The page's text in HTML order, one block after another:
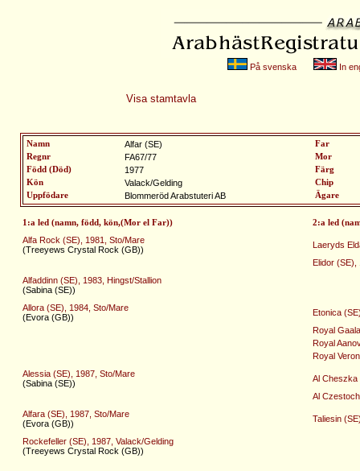
På svenska In
Visa stamtavla
Namn Alfar (SE)
Far
Regnr
FA67/77
Mor
Född (Död)
1977
Färg
Kön
Valack/Gelding
Chip
Uppfödare
Blommeröd Arabstuteri AB Ägare
1:a led (namn, född, kön,(Mor el Far)) 2:a led
Alfa Rock (SE), 1981, Sto/Mare
(Treeyews Crystal Rock (GB))
Laeryds
Elidor (SE),
Alfaddinn (SE), 1983, Hingst/Stallion
(Sabina (SE))
Allora (SE), 1984, Sto/Mare
(Evora (GB))
Etonica
Royal
Royal
Royal
Alessia (SE), 1987, Sto/Mare
(Sabina (SE))
Al Cheszka
Al
Alfara (SE), 1987, Sto/Mare
(Evora (GB))
Taliesin
Rockefeller (SE), 1987, Valack/Gelding
(Treeyews Crystal Rock (GB))